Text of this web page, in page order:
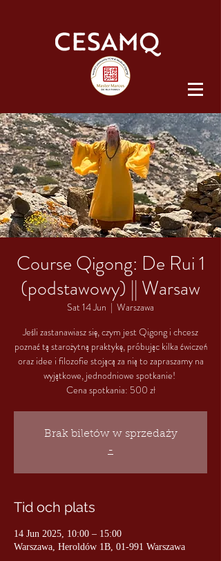
Course Qigong: De Rui 1
(podstawowy) || Warsaw
Sat 14 Jun
  |
Warszawa
Jeśli zastanawiasz się, czym jest Qigong i chcesz
poznać tą starożytną praktykę, próbując kilka ćwiczeń
oraz idee i filozofie stojącą za nią to zapraszamy na
wyjątkowe, jednodniowe spotkanie!
Cena spotkania: 500 zł
Brak biletów w sprzedaży
-
Tid och plats
14 Jun 2025, 10:00 – 15:00
Warszawa, Heroldów 1B, 01-991 Warszawa